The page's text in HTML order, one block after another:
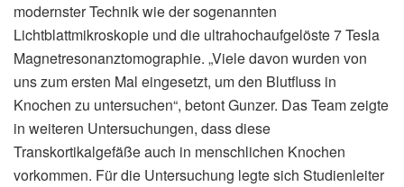
modernster Technik wie der sogenannten
Lichtblattmikroskopie und die ultrahochaufgelöste 7 Tesla
Magnetresonanztomographie. „Viele davon wurden von
uns zum ersten Mal eingesetzt, um den Blutfluss in
Knochen zu untersuchen“, betont Gunzer. Das Team zeigte
in weiteren Untersuchungen, dass diese
Transkortikalgefäße auch in menschlichen Knochen
vorkommen. Für die Untersuchung legte sich Studienleiter